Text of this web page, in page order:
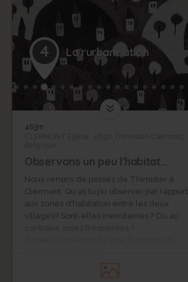
4 La rurbanisation
463m
Observons un peu l'habitat...
Nous venons de passez de Thimister à
Clermont. Qu'as tu pu observer par rapport
aux zones d'habitation entre les deux
villages? Sont-elles inexistantes ? Ou au
À la fin de l'étape, effectuer un court clip